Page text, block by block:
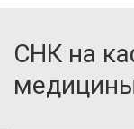
СНК на